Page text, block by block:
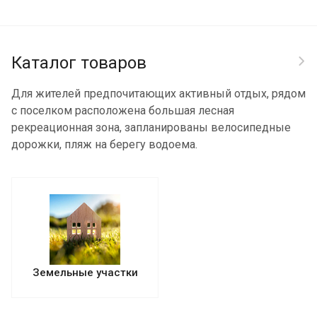
Каталог товаров
Для жителей предпочитающих активный отдых, рядом
с поселком расположена большая лесная
рекреационная зона, запланированы велосипедные
дорожки, пляж на берегу водоема.
Земельные участки